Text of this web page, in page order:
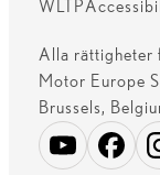
WLTP
Alla rättigheter
Motor Europe
Brussels,